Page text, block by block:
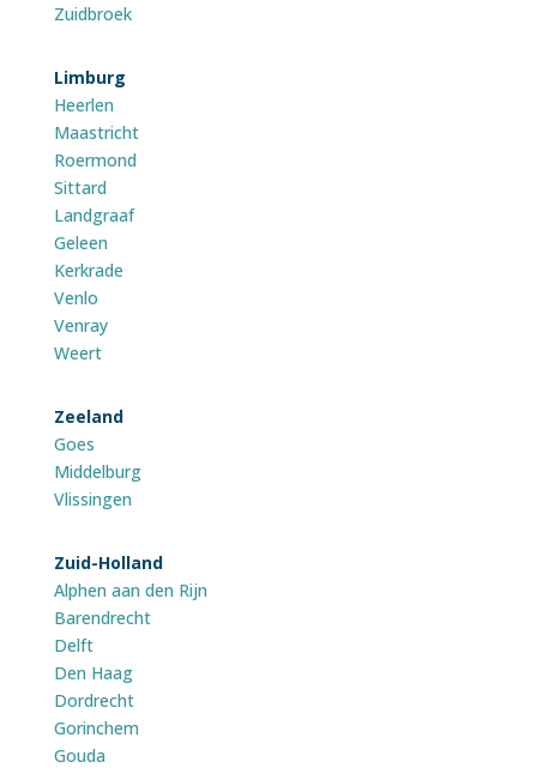
Zuidbroek
Limburg
Heerlen
Maastricht
Roermond
Sittard
Landgraaf
Geleen
Kerkrade
Venlo
Venray
Weert
Zeeland
Goes
Middelburg
Vlissingen
Zuid-Holland
Alphen aan den Rijn
Barendrecht
Delft
Den Haag
Dordrecht
Gorinchem
Gouda